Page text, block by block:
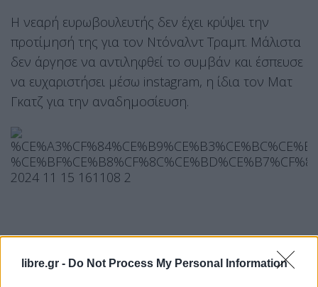
libre.gr - Do Not Process My Personal Information
Η νεαρή ευρωβουλευτής δεν έχει κρύψει την
προτίμησή της για τον Ντόναλντ Τραμπ. Μάλιστα
δεν άργησε να αντιληφθεί το συμβάν και έσπευσε
να ευχαριστήσει μέσω instagram, η ίδια τον Ματ
Γκατζ για την αναδημοσίευση.